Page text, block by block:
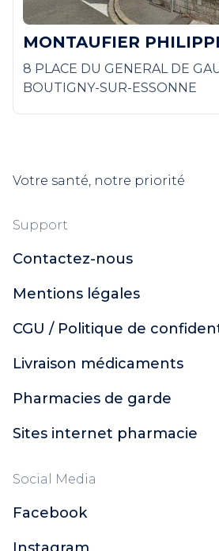
MONTAUFIER
8 PLACE DU GENERAL DE
BOUTIGNY-SUR-ESSONNE
Votre santé, notre priorité
Support
Contactez-nous
Mentions légales
CGU / Politique de
Livraison médicaments
Pharmacies de garde
Sites internet pharmacie
Social Media
Facebook